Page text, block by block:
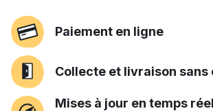
Paiement en ligne
Collecte et livraison
Mises à jour en temps